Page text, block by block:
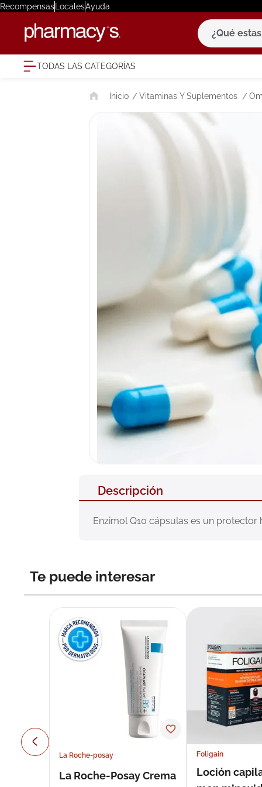
RecompensasLocalesAyuda
¿Qué estas
TODAS LAS CATEGORÍAS
Vitaminas Y Suplementos
Descripción
Enzimol Q10 cápsulas es un
Te puede interesar
La Roche-posay
La Roche-Posay Crema
Foligain
Loción
1. eucerin
roche
9. isdin
pañales